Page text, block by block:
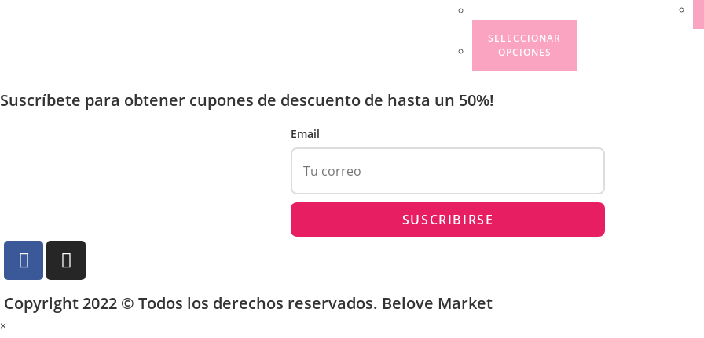
SELECCIONAR
OPCIONES
Suscríbete para obtener cupones de descuento de hasta un 50%!
Email
Copyright 2022 © Todos los derechos reservados. Belove Market
×